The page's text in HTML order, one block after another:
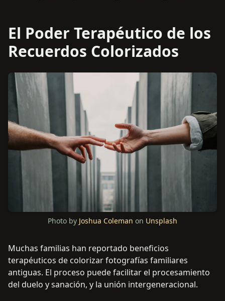
El Poder Terapéutico de los
Recuerdos Colorizados
Photo by Joshua Coleman on Unsplash
Muchas familias han reportado beneficios
terapéuticos de colorizar fotografías familiares
antiguas. El proceso puede facilitar el procesamiento
del duelo y sanación, y la unión intergeneracional.